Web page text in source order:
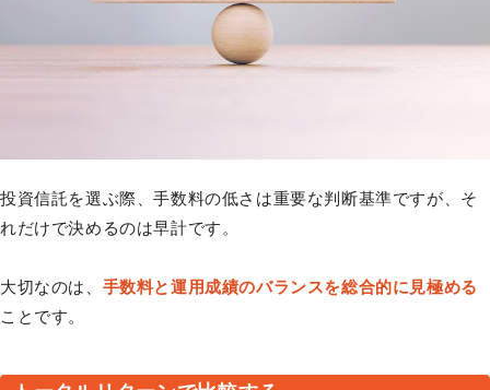
投資信託を選ぶ際、手数料の低さは重要な判断基準ですが、そ
れだけで決めるのは早計です。
大切なのは、 手数料と運用成績のバランスを総合的に見極める
ことです。